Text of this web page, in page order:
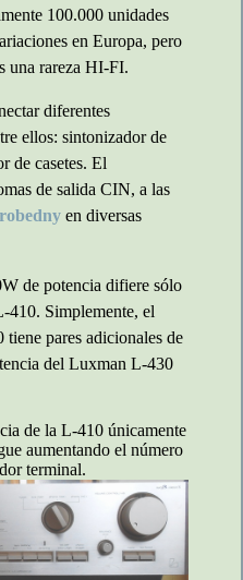
100.000 unidades
en Europa, pero
una rareza HI-FI.
diferentes
ellos: sintonizador de
de casetes. El
de salida CIN, a las
en diversas
de potencia difiere sólo
410. Simplemente, el
pares adicionales de
del Luxman L-430
de la L-410 únicamente
aumentando el número
terminal.